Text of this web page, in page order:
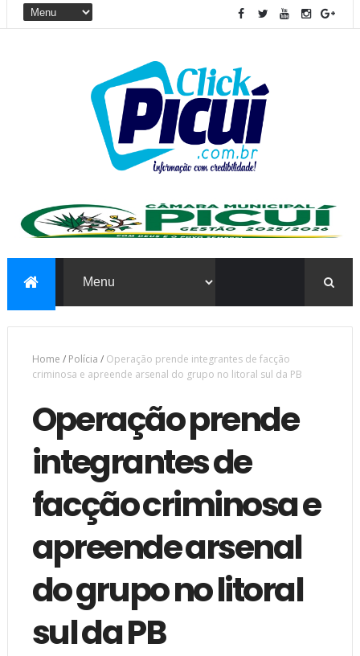
Home / Polícia / Operação prende integrantes de facção
criminosa e apreende arsenal do grupo no litoral sul da PB
Operação prende
integrantes de
facção criminosa e
apreende arsenal
do grupo no litoral
sul da PB